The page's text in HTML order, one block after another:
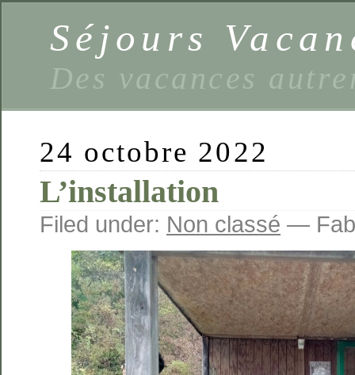
Séjours
Des vacances
24 octobre 2022
L’installation
Filed under: Non classé —